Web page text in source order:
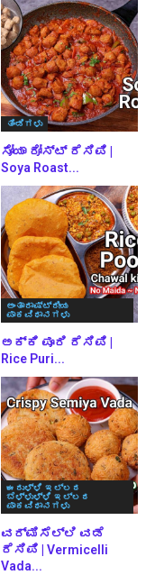
ತಿಂಡಿಗಳು
ಸೋಯಾ ರೋಸ್ಟ್ ರೆಸಿಪಿ |
Soya Roast...
ಅಂತಾರಾಷ್ಟ್ರೀಯ
ಪಾಕವಿಧಾನಗಳು
ಅಕ್ಕಿ ಪೂರಿ ರೆಸಿಪಿ |
Rice Puri...
ಈರುಳ್ಳಿ ಇಲ್ಲದ
ಬೆಳ್ಳುಳ್ಳಿ ಇಲ್ಲದ
ಪಾಕವಿಧಾನಗಳು
ವರ್ಮಿಸೆಲ್ಲಿ ವಡೆ
ರೆಸಿಪಿ | Vermicelli
Vada...